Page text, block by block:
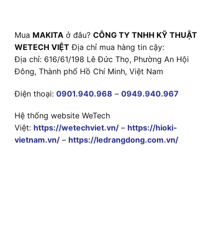
Mua MAKITA ở đâu? CÔNG TY TNHH KỸ THUẬT
WETECH VIỆT Địa chỉ mua hàng tin cậy:
Địa chỉ: 616/61/198 Lê Đức Thọ, Phường An Hội
Đông, Thành phố Hồ Chí Minh, Việt Nam
Điện thoại: 0901.940.968 – 0949.940.967
Hệ thống website WeTech
Việt: https://wetechviet.vn/ – https://hioki-
vietnam.vn/ – https://ledrangdong.com.vn/